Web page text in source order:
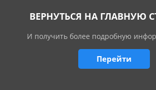
ВЕРНУТЬСЯ НА ГЛАВНУЮ
И получить более подробную
Перейти